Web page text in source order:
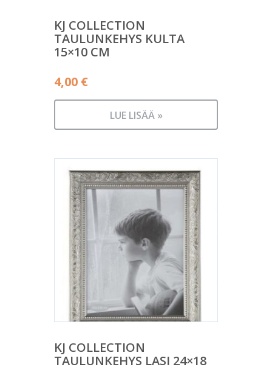
KJ COLLECTION
TAULUNKEHYS KULTA
15×10 CM
4,00 €
LUE LISÄÄ »
KJ COLLECTION
TAULUNKEHYS LASI 24×18